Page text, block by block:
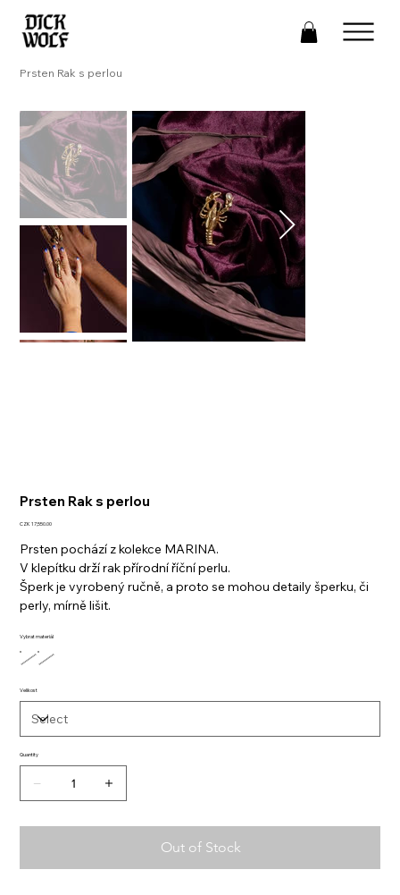
Prsten Rak s perlou
Prsten Rak s perlou
Price
CZK 17,550.00
Prsten pochází z kolekce MARINA.
V klepítku drží rak přírodní říční perlu.
Šperk je vyrobený ručně, a proto se mohou detaily šperku, či
perly, mírně lišit.
Vybrat materiál
Velikost
Quantity
Out of Stock